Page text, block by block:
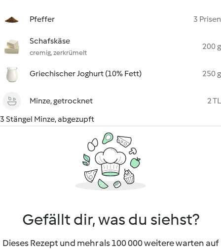
Pfeffer 3 Prisen
Schafskäse
cremig, zerkrümelt
200 g
Griechischer Joghurt (10% Fett) 250 g
Minze, getrocknet
2 TL
3 Stängel Minze, abgezupft
Gefällt dir, was du siehst?
Dieses Rezept und mehr als 100 000 weitere warten auf